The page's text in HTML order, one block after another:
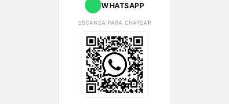
WHATSAPP
ESCANEA PARA CHATEAR